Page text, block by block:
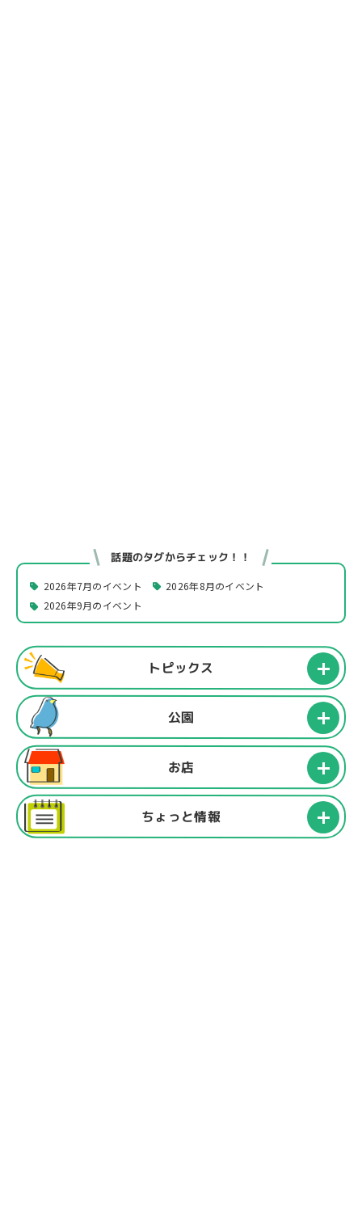
話題のタグからチェック！！
2026年7月のイベント
2026年8月のイベント
2026年9月のイベント
トピックス
公園
お店
ちょっと情報